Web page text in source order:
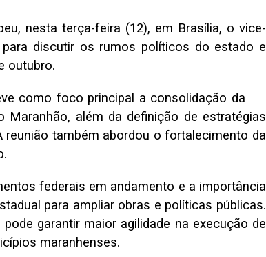
nesta terça-feira (12), em Brasília, o vice-
para discutir os rumos políticos do estado e
outubro.
como foco principal a consolidação da
Maranhão, além da definição de estratégias
também abordou o fortalecimento da
federais em andamento e a importância
para ampliar obras e políticas públicas.
garantir maior agilidade na execução de
maranhenses.